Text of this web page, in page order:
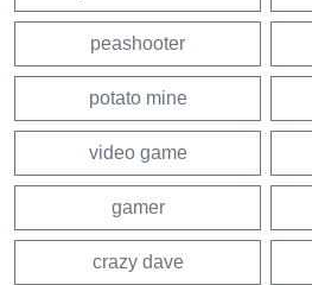
peashooter
potato mine
video game
gamer
crazy dave